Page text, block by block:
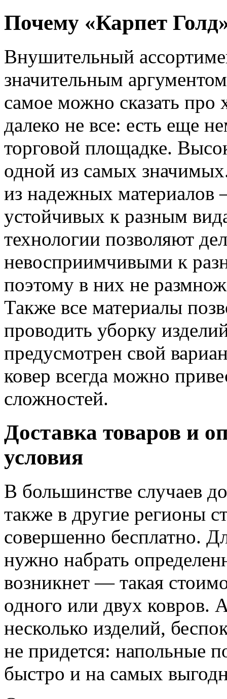
Почему «Карпет
Внушительный
значительным
самое можно сказать
далеко не все: есть еще
торговой площадке.
одной из самых
из надежных
устойчивых к разным
технологии позволяют
невосприимчивыми к
поэтому в них не
Также все материалы
проводить уборку
предусмотрен свой
ковер всегда можно
сложностей.
Доставка товаров и
условия
В большинстве случаев
также в другие регионы
совершенно бесплатно.
нужно набрать
возникнет — такая
одного или двух ковров.
несколько изделий,
не придется: напольные
быстро и на самых